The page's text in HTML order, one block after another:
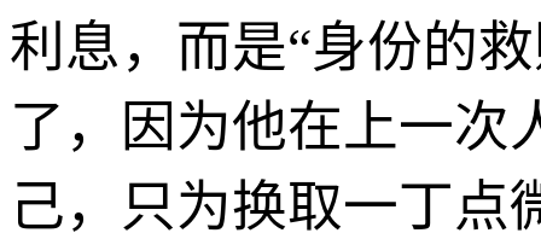
利息，而是“身份的
了，因为他在上一次
己，只为换取一丁点